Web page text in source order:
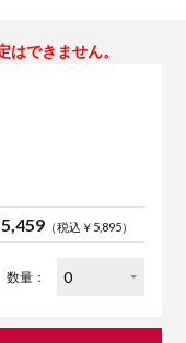
できません。
（税込￥5,895）
数量：